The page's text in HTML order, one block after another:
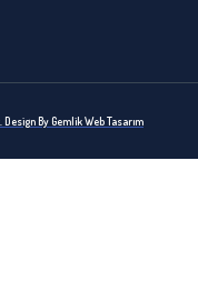
By Gemlik Web Tasarım